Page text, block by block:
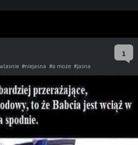
1
#niejasna #a moze #jasna